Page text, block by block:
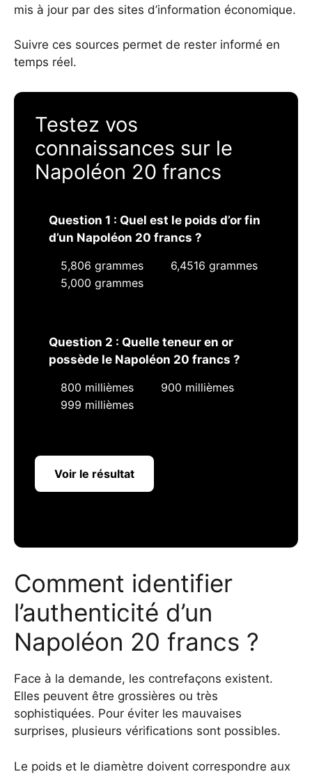
mis à jour par des sites d’information économique.
Suivre ces sources permet de rester informé en
temps réel.
Testez vos
connaissances sur le
Napoléon 20 francs
Question 1 : Quel est le poids d’or fin
d’un Napoléon 20 francs ?
5,806 grammes
6,4516 grammes
5,000 grammes
Question 2 : Quelle teneur en or
possède le Napoléon 20 francs ?
800 millièmes
900 millièmes
999 millièmes
Voir le résultat
Comment identifier
l’authenticité d’un
Napoléon 20 francs ?
Face à la demande, les contrefaçons existent.
Elles peuvent être grossières ou très
sophistiquées. Pour éviter les mauvaises
surprises, plusieurs vérifications sont possibles.
Le poids et le diamètre doivent correspondre aux